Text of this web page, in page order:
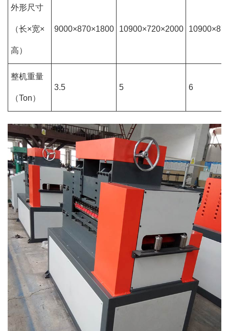
外形尺寸
（长×宽×
高）
9000×870×1800 10900×720×2000
整机重量
（Ton）
3.5 5 6